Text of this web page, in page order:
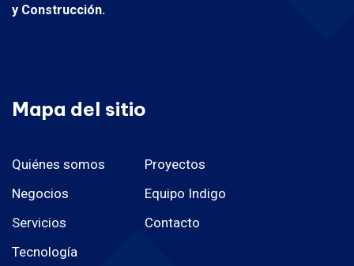
y Construcción.
Mapa del sitio
Quiénes somos
Negocios
Servicios
Tecnología
Proyectos
Equipo Indigo
Contacto